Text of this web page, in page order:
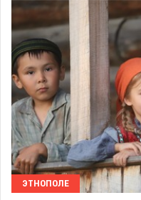
ЭТНОПОЛЕ